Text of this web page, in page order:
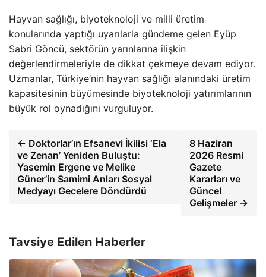
Hayvan sağlığı, biyoteknoloji ve milli üretim
konularında yaptığı uyarılarla gündeme gelen Eyüp
Sabri Göncü, sektörün yarınlarına ilişkin
değerlendirmeleriyle de dikkat çekmeye devam ediyor.
Uzmanlar, Türkiye’nin hayvan sağlığı alanındaki üretim
kapasitesinin büyümesinde biyoteknoloji yatırımlarının
büyük rol oynadığını vurguluyor.
← Doktorlar’ın Efsanevi İkilisi ‘Ela
ve Zenan’ Yeniden Buluştu:
Yasemin Ergene ve Melike
Güner’in Samimi Anları Sosyal
Medyayı Gecelere Döndürdü
8 Haziran
2026 Resmi
Gazete
Kararları ve
Güncel
Gelişmeler →
Tavsiye Edilen Haberler